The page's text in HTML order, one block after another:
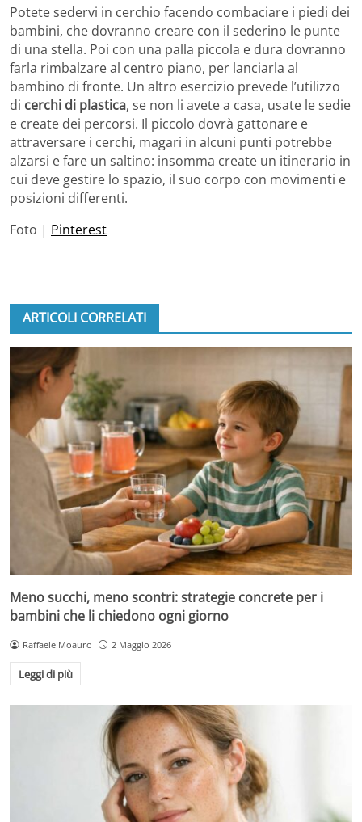
Potete sedervi in cerchio facendo combaciare i piedi dei
bambini, che dovranno creare con il sederino le punte
di una stella. Poi con una palla piccola e dura dovranno
farla rimbalzare al centro piano, per lanciarla al
bambino di fronte. Un altro esercizio prevede l’utilizzo
di cerchi di plastica, se non li avete a casa, usate le sedie
e create dei percorsi. Il piccolo dovrà gattonare e
attraversare i cerchi, magari in alcuni punti potrebbe
alzarsi e fare un saltino: insomma create un itinerario in
cui deve gestire lo spazio, il suo corpo con movimenti e
posizioni differenti.
Foto | Pinterest
ARTICOLI CORRELATI
Meno succhi, meno scontri: strategie concrete per i
bambini che li chiedono ogni giorno
Raffaele Moauro 2 Maggio 2026
Leggi di più